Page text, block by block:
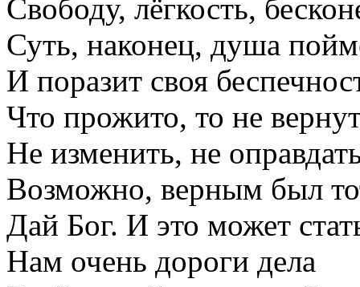
Свободу, лёгкость,
Суть, наконец, душа
И поразит своя
Что прожито, то не
Не изменить, не
Возможно, верным был
Дай Бог. И это может
Нам очень дороги дела